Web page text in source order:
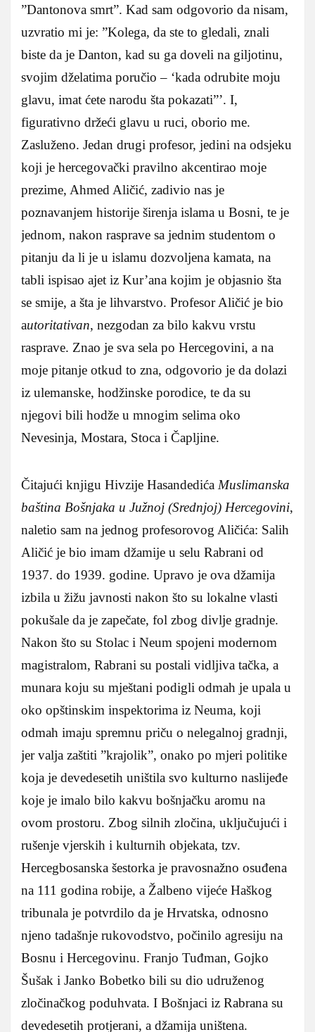
”Dantonova smrt”. Kad sam odgovorio da nisam,
uzvratio mi je: ”Kolega, da ste to gledali, znali
biste da je Danton, kad su ga doveli na giljotinu,
svojim dželatima poručio – ‘kada odrubite moju
glavu, imat ćete narodu šta pokazati”’. I,
figurativno držeći glavu u ruci, oborio me.
Zasluženo. Jedan drugi profesor, jedini na odsjeku
koji je hercegovački pravilno akcentirao moje
prezime, Ahmed Aličić, zadivio nas je
poznavanjem historije širenja islama u Bosni, te je
jednom, nakon rasprave sa jednim studentom o
pitanju da li je u islamu dozvoljena kamata, na
tabli ispisao ajet iz Kur’ana kojim je objasnio šta
se smije, a šta je lihvarstvo. Profesor Aličić je bio
autoritativan, nezgodan za bilo kakvu vrstu
rasprave. Znao je sva sela po Hercegovini, a na
moje pitanje otkud to zna, odgovorio je da dolazi
iz ulemanske, hodžinske porodice, te da su
njegovi bili hodže u mnogim selima oko
Nevesinja, Mostara, Stoca i Čapljine.
Čitajući knjigu Hivzije Hasandedića Muslimanska
baština Bošnjaka u Južnoj (Srednjoj) Hercegovini,
naletio sam na jednog profesorovog Aličića: Salih
Aličić je bio imam džamije u selu Rabrani od
1937. do 1939. godine. Upravo je ova džamija
izbila u žižu javnosti nakon što su lokalne vlasti
pokušale da je zapečate, fol zbog divlje gradnje.
Nakon što su Stolac i Neum spojeni modernom
magistralom, Rabrani su postali vidljiva tačka, a
munara koju su mještani podigli odmah je upala u
oko opštinskim inspektorima iz Neuma, koji
odmah imaju spremnu priču o nelegalnoj gradnji,
jer valja zaštiti ”krajolik”, onako po mjeri politike
koja je devedesetih uništila svo kulturno naslijeđe
koje je imalo bilo kakvu bošnjačku aromu na
ovom prostoru. Zbog silnih zločina, uključujući i
rušenje vjerskih i kulturnih objekata, tzv.
Hercegbosanska šestorka je pravosnažno osuđena
na 111 godina robije, a Žalbeno vijeće Haškog
tribunala je potvrdilo da je Hrvatska, odnosno
njeno tadašnje rukovodstvo, počinilo agresiju na
Bosnu i Hercegovinu. Franjo Tuđman, Gojko
Šušak i Janko Bobetko bili su dio udruženog
zločinačkog poduhvata. I Bošnjaci iz Rabrana su
devedesetih protjerani, a džamija uništena.